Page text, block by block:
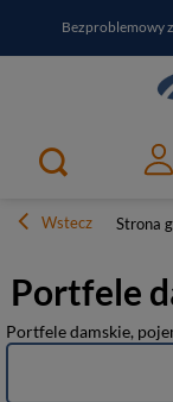
Bezproblemowy
PayPo - kup i
Wstecz Strona
Portfele
Portfele damskie,